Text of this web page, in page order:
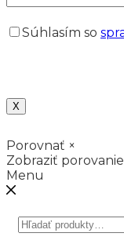
Súhlasím so
X
Porovnať ×
Zobraziť
Menu
Hľadať: